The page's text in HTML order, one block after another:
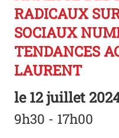
RADICAUX
SOCIAUX
TENDANCES
LAURENT
le12 juillet
9h30 - 17h00